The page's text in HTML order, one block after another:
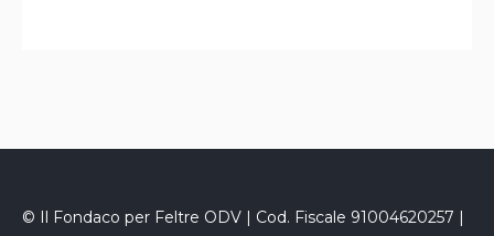
© Il Fondaco per Feltre ODV | Cod. Fiscale 91004620257 |